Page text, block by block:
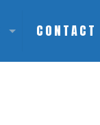
CONTACT